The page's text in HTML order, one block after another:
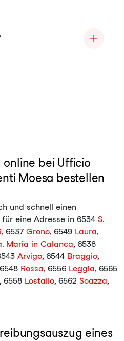
online bei Ufficio
Moesa bestellen
und schnell einen
eine Adresse in 6534 S.
, 6537 Grono, 6549 Laura,
Maria in Calanca, 6538
Arvigo, 6544 Braggio,
Rossa, 6556 Leggia, 6565
, 6558 Lostallo, 6562 Soazza,
eines